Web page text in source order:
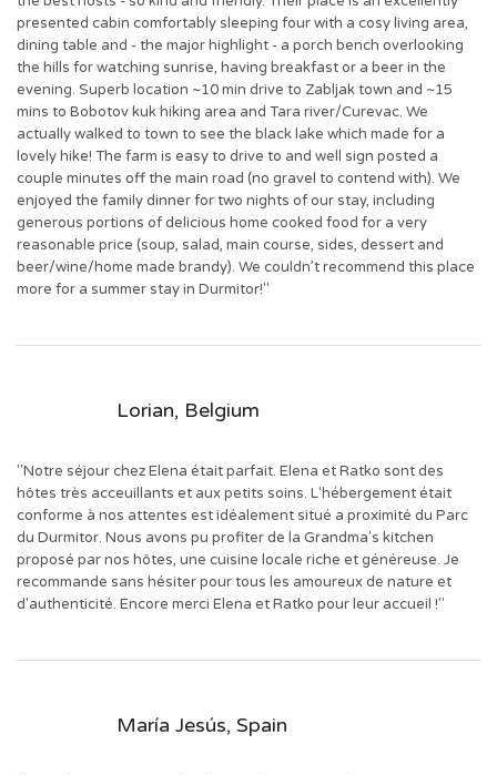
presented cabin comfortably sleeping four with a cosy living area,
dining table and - the major highlight - a porch bench overlooking
the hills for watching sunrise, having breakfast or a beer in the
evening. Superb location ~10 min drive to Zabljak town and ~15
mins to Bobotov kuk hiking area and Tara river/Curevac. We
actually walked to town to see the black lake which made for a
lovely hike! The farm is easy to drive to and well sign posted a
couple minutes off the main road (no gravel to contend with). We
enjoyed the family dinner for two nights of our stay, including
generous portions of delicious home cooked food for a very
reasonable price (soup, salad, main course, sides, dessert and
beer/wine/home made brandy). We couldn’t recommend this place
more for a summer stay in Durmitor!"
Lorian, Belgium
"Notre séjour chez Elena était parfait. Elena et Ratko sont des
hôtes très acceuillants et aux petits soins. L'hébergement était
conforme à nos attentes est idéalement situé a proximité du Parc
du Durmitor. Nous avons pu profiter de la Grandma's kitchen
proposé par nos hôtes, une cuisine locale riche et généreuse. Je
recommande sans hésiter pour tous les amoureux de nature et
d'authenticité. Encore merci Elena et Ratko pour leur accueil !"
María Jesús, Spain